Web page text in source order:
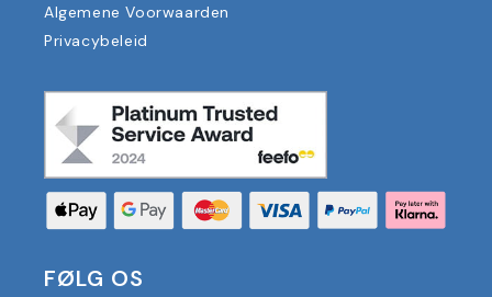
Algemene Voorwaarden
Privacybeleid
FØLG OS